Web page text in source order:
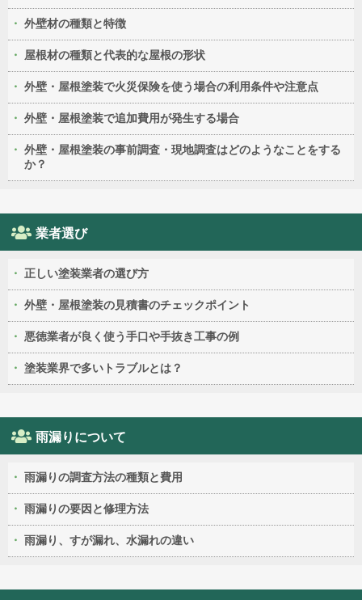
外壁材の種類と特徴
屋根材の種類と代表的な屋根の形状
外壁・屋根塗装で火災保険を使う場合の利用条件や注意点
外壁・屋根塗装で追加費用が発生する場合
外壁・屋根塗装の事前調査・現地調査はどのようなことをする
か？
業者選び
正しい塗装業者の選び方
外壁・屋根塗装の見積書のチェックポイント
悪徳業者が良く使う手口や手抜き工事の例
塗装業界で多いトラブルとは？
雨漏りについて
雨漏りの調査方法の種類と費用
雨漏りの要因と修理方法
雨漏り、すが漏れ、水漏れの違い